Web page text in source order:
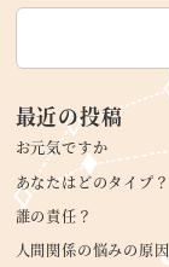
最近の投稿
お元気ですか
あなたはどのタイプ？
誰の責任？
人間関係の悩みの原因